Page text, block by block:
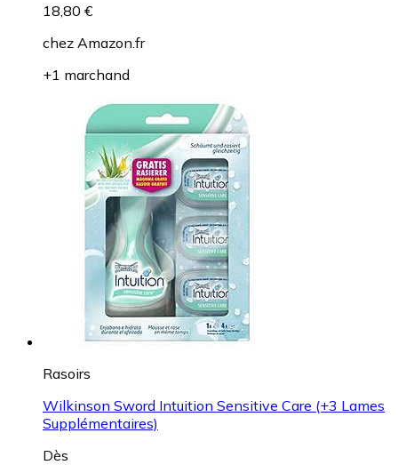
18,80 €
chez Amazon.fr
+1 marchand
Rasoirs
Wilkinson Sword Intuition Sensitive Care (+3 Lames
Supplémentaires)
Dès